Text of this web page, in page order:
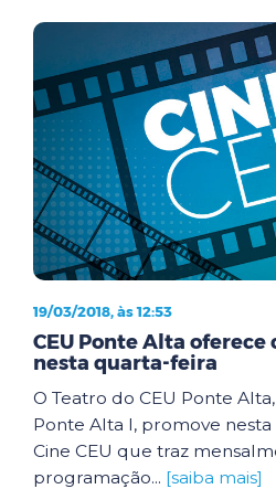
19/03/2018, às 12:53
CEU Ponte Alta
nesta quarta-feira
O Teatro do CEU Ponte
Ponte Alta I, promove nesta
Cine CEU que traz
programação... [saiba mais]